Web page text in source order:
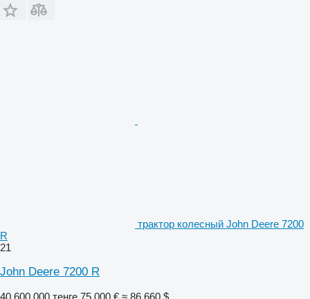
трактор колесный John Deere 7200
R
21
John Deere 7200 R
40 600 000 тенге 75 000 € ≈ 86 660 $